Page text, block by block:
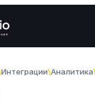
Интеграции Аналитика